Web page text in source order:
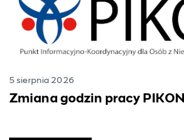
5 sierpnia 2026
Zmiana godzin pracy PIKON